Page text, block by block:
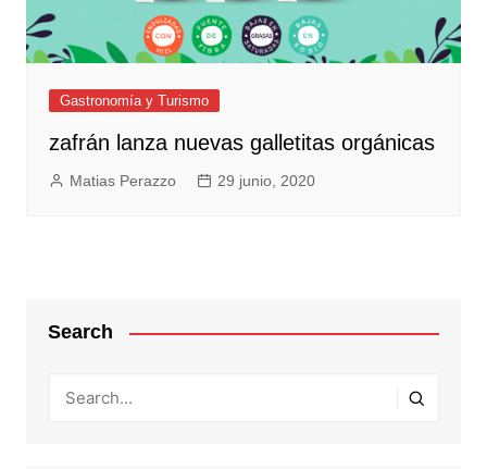
Gastronomía y Turismo
zafrán lanza nuevas galletitas orgánicas
Matias Perazzo 29 junio, 2020
Search